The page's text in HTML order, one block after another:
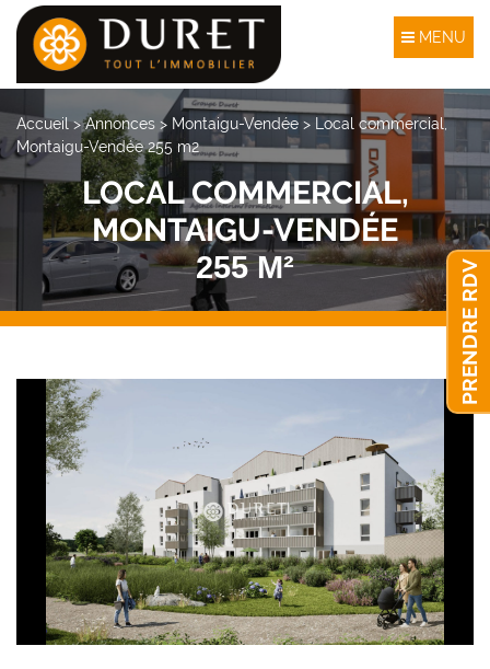
MENU
Accueil>Annonces > Montaigu-Vendée > Local commercial,
Montaigu-Vendée 255 m2
LOCAL COMMERCIAL,
MONTAIGU-VENDÉE
255 M² PRENDRE RDV